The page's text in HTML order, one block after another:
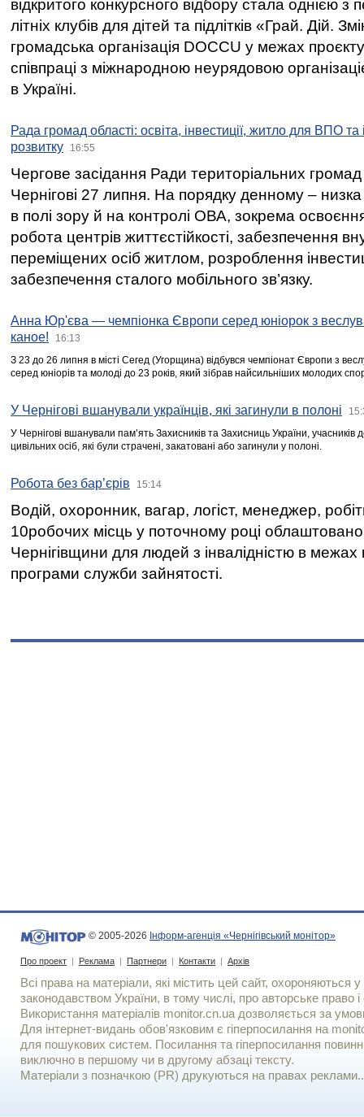
відкритого конкурсного відбору стала однією
літніх клубів для дітей та підлітків «Грай. Дій.
громадська організація DOCCU у межах
співпраці з міжнародною неурядовою
в Україні.
Рада громад області: освіта, інвестиції, житло для ВПО
розвитку
16:55
Чергове засідання Ради територіальних громад
Чернігові 27 липня. На порядку денному –
в полі зору й на контролі ОВА, зокрема освоєння
робота центрів життєстійкості, забезпечення
переміщених осіб житлом, розроблення
забезпечення сталого мобільного зв’язку.
Анна Юр'єва — чемпіонка Європи серед юніорок з
каное!
16:13
З 23 до 26 липня в місті Сегед (Угорщина) відбувся чемпіонат Європи з
серед юніорів та молоді до 23 років, який зібрав найсильніших молодих
У Чернігові вшанували українців, які загинули в полоні
У Чернігові вшанували пам’ять Захисників та Захисниць України,
цивільних осіб, які були страчені, закатовані або загинули у полоні.
Робота без бар’єрів 15:14
Водій, охоронник, вагар, логіст, менеджер,
10робочих місць у поточному році
Чернігівщини для людей з інвалідністю в межах
програми служби зайнятості.
© 2005-2026 Інформ-агенція «Чернігівський монітор»
Про проект | Реклама | Партнери | Контакти | Архів
Всі права на матеріали, які містить цей сайт, охороняються у
законодавством України, в тому числі, про авторське право і
Використання матерiалiв monitor.cn.ua дозволяється за
Для iнтернет-видань обов'язковим є гiперпосилання на
для пошукових систем. Посилання та гіперпосилання
виключно в першому чи в другому абзаці тексту.
Матеріали з позначкою (PR) друкуються на правах реклами..